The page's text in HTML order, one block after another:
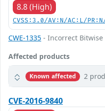
8.8 (High)
CVSS:3.0/AV:N/AC:L/
CWE-1335 - Incorrect
Affected products
Known affected 2
CVE-2016-9840